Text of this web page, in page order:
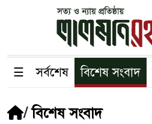
☰ সর্বশেষ বিশেষ সংবাদ
/বিশেষ সংবাদ